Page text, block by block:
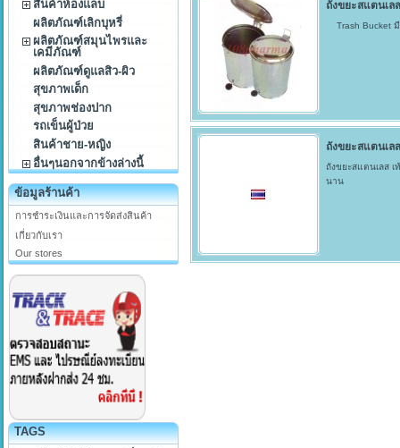
สินค้าห้องแล็บ
ผลิตภัณฑ์เลิกบุหรี่
ผลิตภัณฑ์สมุนไพรและ
เคมีภัณฑ์
ผลิตภัณฑ์ดูแลสิว-ผิว
สุขภาพเด็ก
สุขภาพช่องปาก
รถเข็นผู้ป่วย
สินค้าชาย-หญิง
อื่นๆนอกจากข้างล่างนี้
ข้อมูลร้านค้า
การชำระเงินและการจัดส่งสินค้า
เกี่ยวกับเรา
Our stores
TAGS
ถังขยะสแตนเลส
Trash Bucket
ถังขยะสแตนเล
ถังขยะสแตนเลส
นาน